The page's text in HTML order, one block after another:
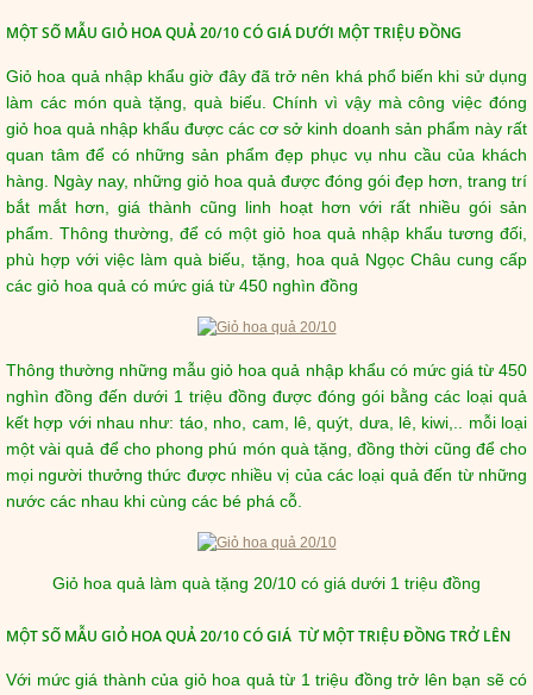
MỘT SỐ MẪU GIỎ HOA QUẢ 20/10 CÓ GIÁ DƯỚI MỘT TRIỆU ĐỒNG
Giỏ hoa quả nhập khẩu giờ đây đã trở nên khá phổ biến khi sử dụng
làm các món quà tặng, quà biếu. Chính vì vậy mà công việc đóng
giỏ hoa quả nhập khẩu được các cơ sở kinh doanh sản phẩm này rất
quan tâm để có những sản phẩm đẹp phục vụ nhu cầu của khách
hàng. Ngày nay, những giỏ hoa quả được đóng gói đẹp hơn, trang trí
bắt mắt hơn, giá thành cũng linh hoạt hơn với rất nhiều gói sản
phẩm. Thông thường, để có một giỏ hoa quả nhập khẩu tương đối,
phù hợp với việc làm quà biếu, tặng, hoa quả Ngọc Châu cung cấp
các giỏ hoa quả có mức giá từ 450 nghìn đồng
Thông thường những mẫu giỏ hoa quả nhập khẩu có mức giá từ 450
nghìn đồng đến dưới 1 triệu đồng được đóng gói bằng các loại quả
kết hợp với nhau như: táo, nho, cam, lê, quýt, dưa, lê, kiwi,.. mỗi loại
một vài quả để cho phong phú món quà tặng, đồng thời cũng để cho
mọi người thưởng thức được nhiều vị của các loại quả đến từ những
nước các nhau khi cùng các bé phá cỗ.
Giỏ hoa quả làm quà tặng 20/10 có giá dưới 1 triệu đồng
MỘT SỐ MẪU GIỎ HOA QUẢ 20/10 CÓ GIÁ TỪ MỘT TRIỆU ĐỒNG TRỞ LÊN
Với mức giá thành của giỏ hoa quả từ 1 triệu đồng trở lên bạn sẽ có